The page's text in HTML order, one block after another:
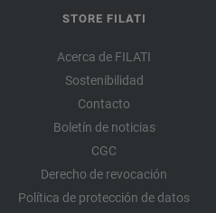
STORE FILATI
Acerca de FILATI
Sostenibilidad
Contacto
Boletín de noticias
CGC
Derecho de revocación
Política de protección de datos